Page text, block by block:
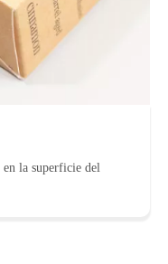
en la superficie del